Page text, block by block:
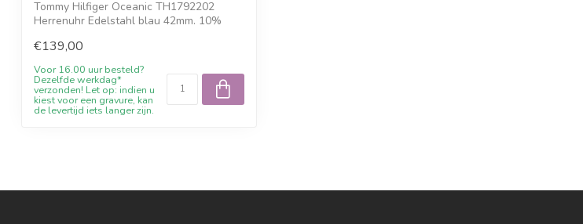
Tommy Hilfiger Oceanic TH1792202
Herrenuhr Edelstahl blau 42mm. 10%
€139,00
Voor 16.00 uur besteld?
Dezelfde werkdag*
verzonden! Let op: indien u
kiest voor een gravure, kan
de levertijd iets langer zijn.